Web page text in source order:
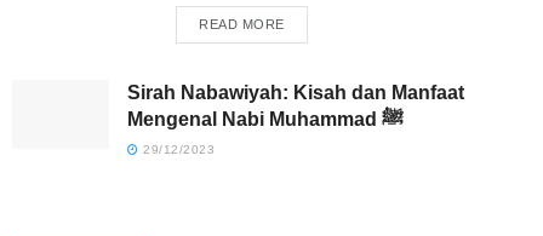
READ MORE
Sirah Nabawiyah: Kisah dan Manfaat
Mengenal Nabi Muhammad ﷺ
29/12/2023